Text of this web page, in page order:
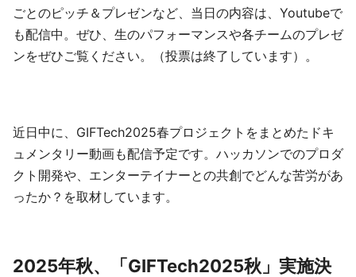
ごとのピッチ＆プレゼンなど、当日の内容は、Youtubeで
も配信中。ぜひ、生のパフォーマンスや各チームのプレゼ
ンをぜひご覧ください。（投票は終了しています）。
近日中に、GIFTech2025春プロジェクトをまとめたドキ
ュメンタリー動画も配信予定です。ハッカソンでのプロダ
クト開発や、エンターテイナーとの共創でどんな苦労があ
ったか？を取材しています。
2025年秋、「GIFTech2025秋」実施決